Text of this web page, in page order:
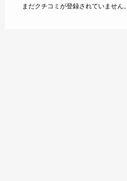
まだクチコミが登録されていません。